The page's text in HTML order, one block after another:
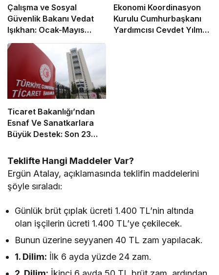
Çalışma ve Sosyal
Güvenlik Bakanı Vedat
Işıkhan: Ocak-Mayıs
Ayları Arasında 590 Bine
Yakın İşe Yerleştirmeye
Aracılık Ettik
Ekonomi Koordinasyon
Kurulu Cumhurbaşkanı
Yardımcısı Cevdet Yılmaz
Ticaret Bakanlığı’ndan
Esnaf Ve Sanatkarlara
Büyük Destek: Son 23
Lira Kredi Sağlandı
Teklifte Hangi Maddeler Var?
Ergün Atalay, açıklamasında teklifin maddelerini
şöyle sıraladı:
Günlük brüt çıplak ücreti 1.400 TL’nin altında
olan işçilerin ücreti 1.400 TL’ye çekilecek.
Bunun üzerine seyyanen 40 TL zam yapılacak.
1. Dilim: İlk 6 ayda yüzde 24 zam.